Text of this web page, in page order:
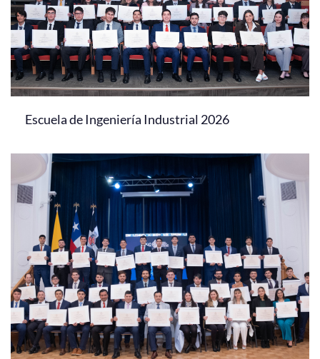
Escuela de Ingeniería Industrial 2026